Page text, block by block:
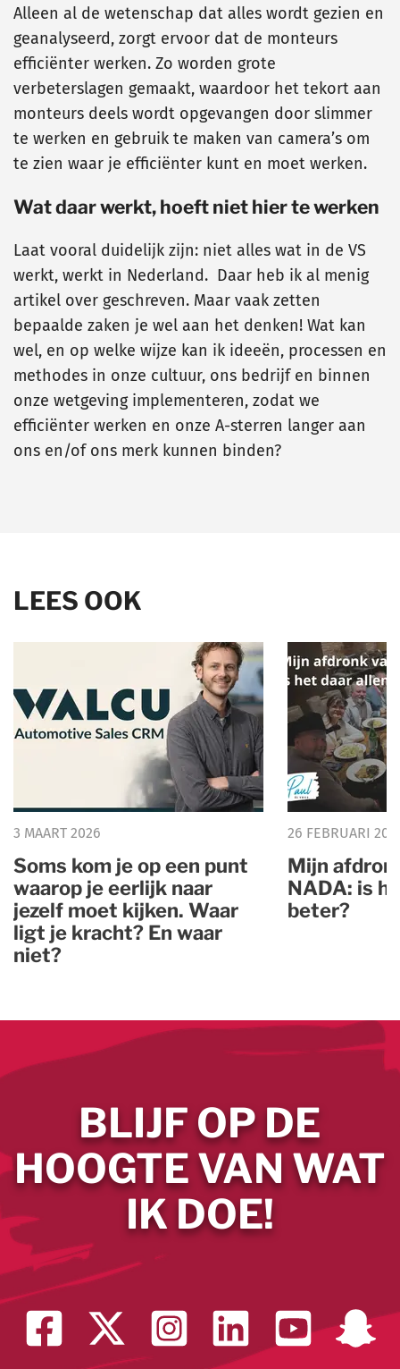
Alleen al de wetenschap dat alles wordt gezien en
geanalyseerd, zorgt ervoor dat de monteurs
efficiënter werken. Zo worden grote
verbeterslagen gemaakt, waardoor het tekort aan
monteurs deels wordt opgevangen door slimmer
te werken en gebruik te maken van camera’s om
te zien waar je efficiënter kunt en moet werken.
Wat daar werkt, hoeft niet hier te werken
Laat vooral duidelijk zijn: niet alles wat in de VS
werkt, werkt in Nederland. Daar heb ik al menig
artikel over geschreven. Maar vaak zetten
bepaalde zaken je wel aan het denken! Wat kan
wel, en op welke wijze kan ik ideeën, processen en
methodes in onze cultuur, ons bedrijf en binnen
onze wetgeving implementeren, zodat we
efficiënter werken en onze A-sterren langer aan
ons en/of ons merk kunnen binden?
LEES OOK
3 MAART 2026
Soms kom je op een punt
waarop je eerlijk naar
jezelf moet kijken. Waar
ligt je kracht? En waar
niet?
26 FEBRUARI
Mijn
NADA: is
beter?
BLIJF OP DE
HOOGTE VAN WAT
IK DOE!